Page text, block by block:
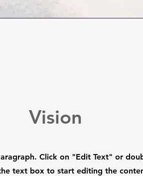
Vision
Click on "Edit Text" or
text box to start editing the